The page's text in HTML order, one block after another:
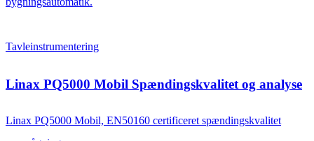
Tavleinstrumentering
Linax PQ5000 Mobil Spændingskvalitet og analyse
Linax PQ5000 Mobil, EN50160 certificeret spændingskvalitet